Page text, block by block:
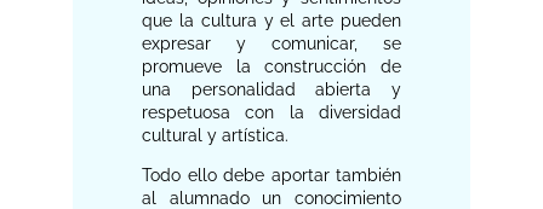
que la cultura y el arte pueden
expresar y comunicar, se
promueve la construcción de
una personalidad abierta y
respetuosa con la diversidad
cultural y artística.
Todo ello debe aportar también
al alumnado un conocimiento